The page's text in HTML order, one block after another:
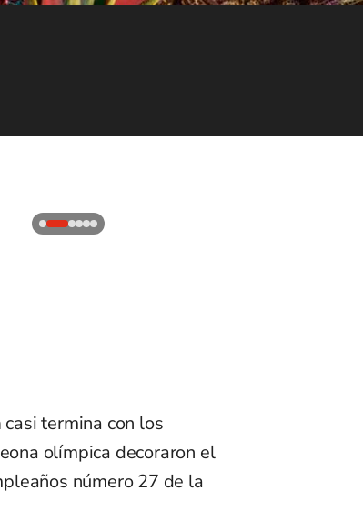
casi termina con los
olímpica decoraron el
número 27 de la